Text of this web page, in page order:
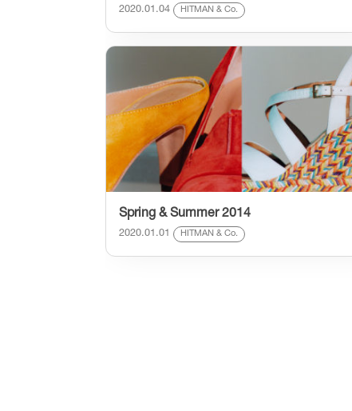
2020.01.04 HITMAN & Co.
Spring & Summer 2014
2020.01.01 HITMAN & Co.